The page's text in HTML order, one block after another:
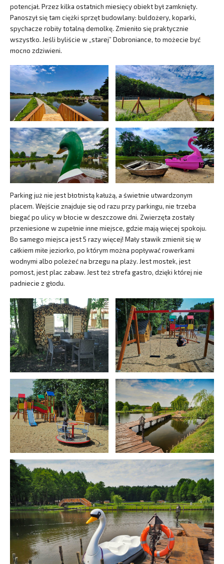
potencjał. Przez kilka ostatnich miesięcy obiekt był zamknięty.
Panoszył się tam ciężki sprzęt budowlany: buldożery, koparki,
spychacze robiły totalną demolkę. Zmieniło się praktycznie
wszystko. Jeśli byliście w „starej” Dobroniance, to możecie być
mocno zdziwieni.
Parking już nie jest błotnistą kałużą, a świetnie utwardzonym
placem. Wejście znajduje się od razu przy parkingu, nie trzeba
biegać po ulicy w błocie w deszczowe dni. Zwierzęta zostały
przeniesione w zupełnie inne miejsce, gdzie mają więcej spokoju.
Bo samego miejsca jest 5 razy więcej! Mały stawik zmienił się w
całkiem miłe jeziorko, po którym można popływać rowerkami
wodnymi albo poleżeć na brzegu na plaży. Jest mostek, jest
pomost, jest plac zabaw. Jest też strefa gastro, dzięki której nie
padniecie z głodu.